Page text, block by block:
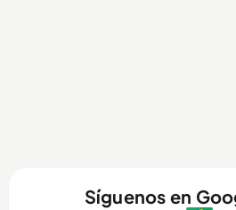
Síguenos en